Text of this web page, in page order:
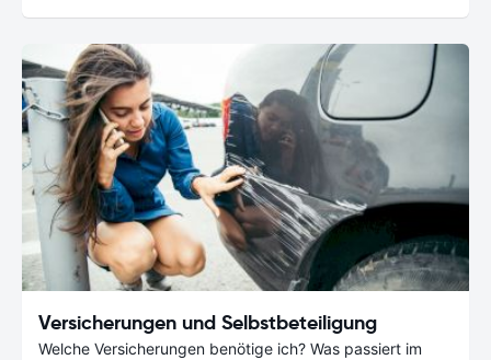
Versicherungen und Selbstbeteiligung
Welche Versicherungen benötige ich? Was passiert im